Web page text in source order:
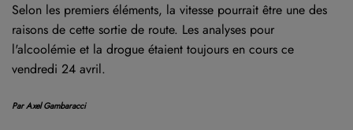
Selon les premiers éléments, la vitesse pourrait être une des
raisons de cette sortie de route. Les analyses pour
l'alcoolémie et la drogue étaient toujours en cours ce
vendredi 24 avril.
Par Axel Gambaracci